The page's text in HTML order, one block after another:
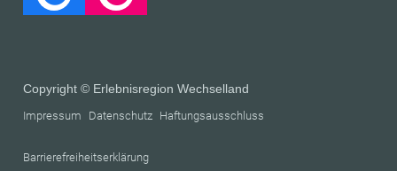
Copyright © Erlebnisregion Wechselland
Impressum Datenschutz Haftungsausschluss
Barrierefreiheitserklärung